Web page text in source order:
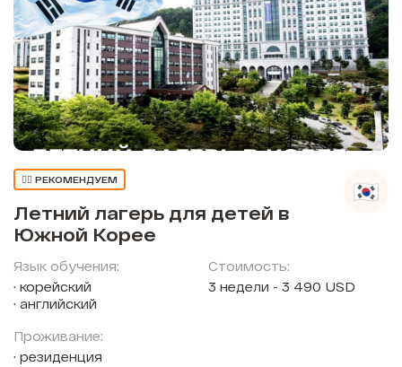
👍🏼 РЕКОМЕНДУЕМ
Летний лагерь для детей в
Южной Корее
Язык обучения:
корейский
английский
Проживание:
резиденция
Стоимость:
3 недели - 3 490 USD